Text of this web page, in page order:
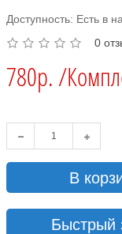
Доступность: Есть в
0
780р. /
В
Быстрый